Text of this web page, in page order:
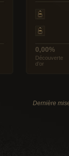
0,00%
Découverte
d’or
Dernière